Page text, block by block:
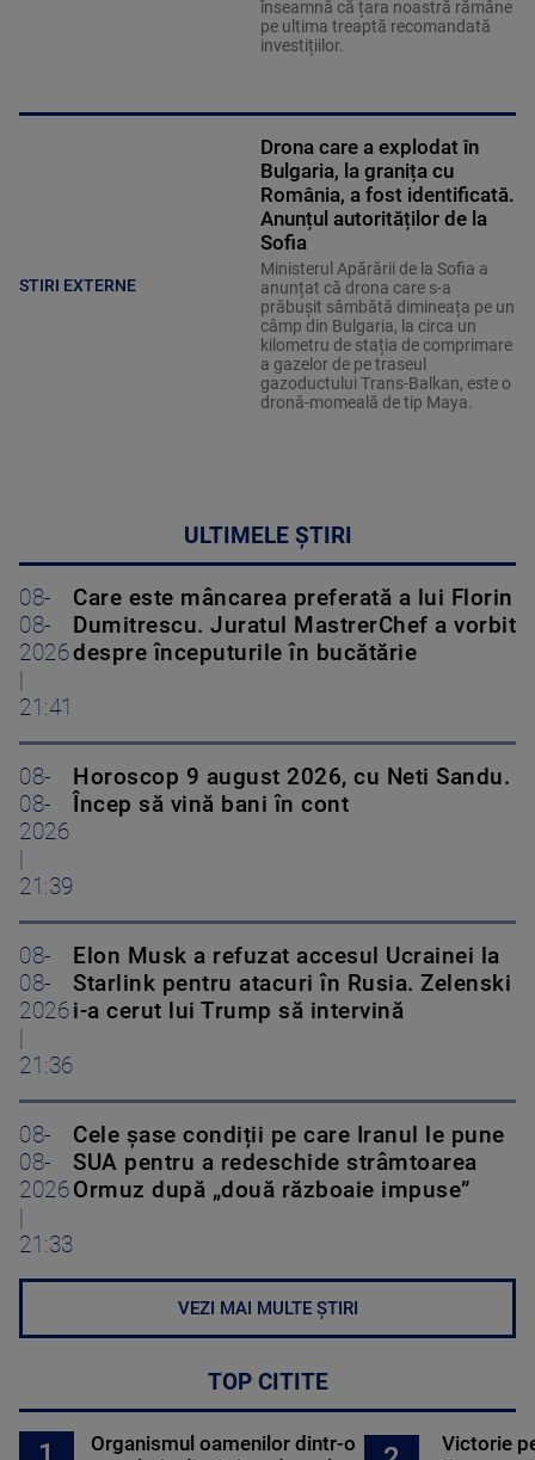
înseamnă că țara noastră rămâne
pe ultima treaptă recomandată
investițiilor.
STIRI EXTERNE
Drona care a explodat în
Bulgaria, la granița cu
România, a fost identificată.
Anunțul autorităților de la
Sofia
Ministerul Apărării de la Sofia a
anunțat că drona care s-a
prăbușit sâmbătă dimineața pe un
câmp din Bulgaria, la circa un
kilometru de stația de comprimare
a gazelor de pe traseul
gazoductului Trans-Balkan, este o
dronă-momeală de tip Maya.
ULTIMELE ȘTIRI
08-
08-
2026
21:41
Care este mâncarea preferată a lui Florin
Dumitrescu. Juratul MastrerChef a vorbit
despre începuturile în bucătărie
08-
08-
2026
21:39
Horoscop 9 august 2026, cu Neti Sandu.
Încep să vină bani în cont
08-
08-
2026
21:36
Elon Musk a refuzat accesul Ucrainei la
Starlink pentru atacuri în Rusia. Zelenski
i-a cerut lui Trump să intervină
08-
08-
2026
21:33
Cele șase condiții pe care Iranul le pune
SUA pentru a redeschide strâmtoarea
Ormuz după „două războaie impuse”
VEZI MAI MULTE ȘTIRI
TOP CITITE
Organismul oamenilor dintr-o
Victorie